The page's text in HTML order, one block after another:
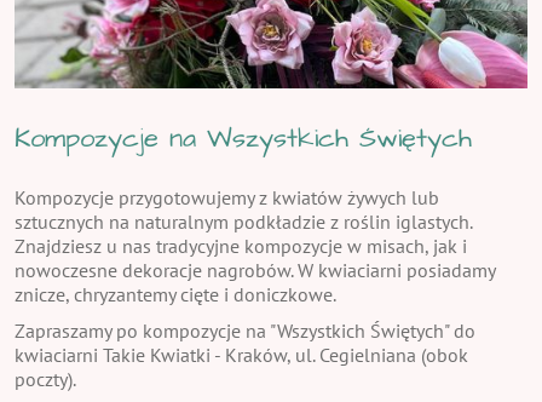
Kompozycje na Wszystkich Świętych
Kompozycje przygotowujemy z kwiatów żywych lub
sztucznych na naturalnym podkładzie z roślin iglastych.
Znajdziesz u nas tradycyjne kompozycje w misach, jak i
nowoczesne dekoracje nagrobów. W kwiaciarni posiadamy
znicze, chryzantemy cięte i doniczkowe.
Zapraszamy po kompozycje na "Wszystkich Świętych" do
kwiaciarni Takie Kwiatki - Kraków, ul. Cegielniana (obok
poczty).